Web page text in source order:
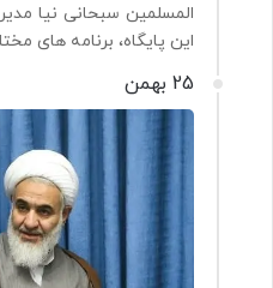
المسلمین سبحانی نیا
این پایگاه، برنامه های
25 بهمن